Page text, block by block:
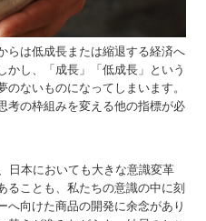
らは低成長または縮退する経済へ
かし、「成長」「低成長」という
ないものになってしまいます。
考の枠組みを変える他の指標が必
日本においても大きな意識変革
ることも、私たちの意識の中に刻
へ向けた商品の開発に余念があり